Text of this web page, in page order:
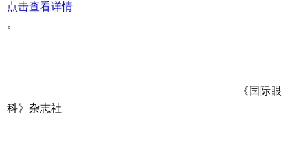
点击查看详情
。
《国际眼
科》杂志社